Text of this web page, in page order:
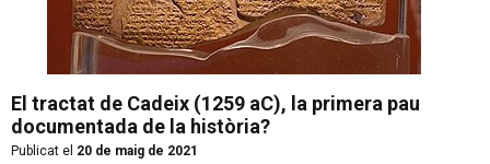
El tractat de Cadeix (1259 aC), la primera pau
documentada de la història?
Publicat el 20 de maig de 2021